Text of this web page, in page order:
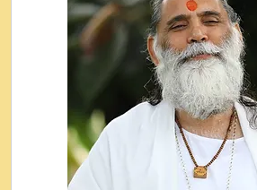
जब से गीता ज्ञान पाया मैं बड़ी
Rishikesh - Ratan Ji Rasik.mp3
तन हल दल द सनव मड उतत सर
गल लग जव त सर उतत हथ रख द!.mp3
तू कर प्रीतम से प्रीत, यूहीं दिन
2018 - Rishikesh - Swami
Maharaj.mp3